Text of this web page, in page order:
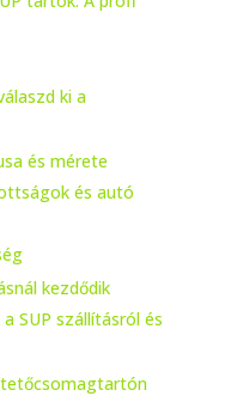
ki a
és mérete
és autó
kezdődik
SUP szállításról és